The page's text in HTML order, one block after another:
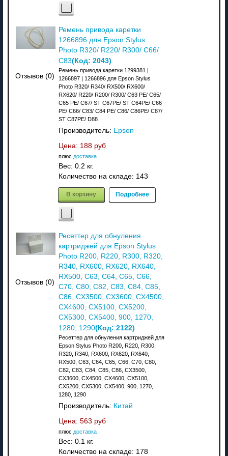
Отзывов (0)
Ремень привода каретки
1266896 для Epson Stylus
Photo R320/ R220/ R300/ C66/
C83(Код: 2043)
Ремень привода каретки 1299381 |
1266897 | 1266896 для Epson Stylus
Photo R320/ R340/ RX500/ RX600/
RX620/ R220/ R200/ R300/ C63 PE/ C65/
C65 PE/ C67/ ST C67PE/ ST C64PE/ C66
PE/ C66/ C83/ C84 PE/ C86/ C86PE/ C87/
ST C87PE/ D88
Производитель: Epson
Цена: 188 руб
плюс доставка
Вес: 0.2 кг.
Количество на складе: 143
В корзину Подробнее
Отзывов (0)
Ресеттер для обнуления
картриджей для Epson Stylus
Photo R200, R220, R300, R320,
R340, RX600, RX620, RX640,
RX500, C63, C64, C65, C66,
C70, C80, C82, C83, C84, C85,
C86, CX3500, CX3600, CX4500,
CX4600, CX5100, CX5200,
CX5300, CX5400, 900, 1270,
1280, 1290(Код: 2122)
Ресеттер для обнуления картриджей для
Epson Stylus Photo R200, R220, R300,
R320, R340, RX600, RX620, RX640,
RX500, C63, C64, C65, C66, C70, C80,
C82, C83, C84, C85, C86, CX3500,
CX3600, CX4500, CX4600, CX5100,
CX5200, CX5300, CX5400, 900, 1270,
1280, 1290
Производитель: Китай
Цена: 563 руб
плюс доставка
Вес: 0.1 кг.
Количество на складе: 178